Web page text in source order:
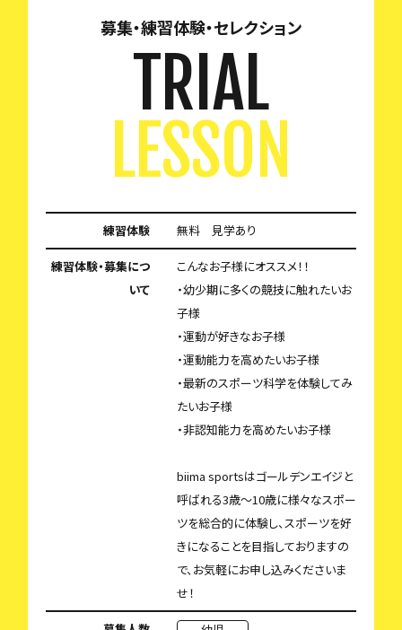
募集・練習体験・セレクション
TRIAL
LESSON
練習体験 無料 見学あり
練習体験・募集につ
いて
こんなお子様にオススメ！！
・幼少期に多くの競技に触れたいお
子様
・運動が好きなお子様
・運動能力を高めたいお子様
・最新のスポーツ科学を体験してみ
たいお子様
・非認知能力を高めたいお子様
biima sportsはゴールデンエイジと
呼ばれる3歳〜10歳に様々なスポー
ツを総合的に体験し、スポーツを好
きになることを目指しておりますの
で、お気軽にお申し込みくださいま
せ！